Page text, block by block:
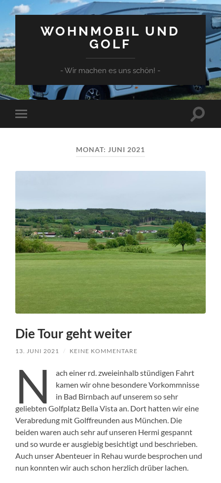
WOHNMOBIL UND
GOLF
- Wir machen es uns schön! -
Mobile-
Menü
MONAT: JUNI 2021
Die Tour geht weiter
13. JUNI 2021 / KEINE KOMMENTARE
N
ach einer rd. zweieinhalb stündigen Fahrt
kamen wir ohne besondere Vorkommnisse
in Bad Birnbach auf unserem so sehr
geliebten Golfplatz Bella Vista an. Dort hatten wir eine
Verabredung mit Golffreunden aus München. Die
beiden waren auch sehr auf unseren Hermi gespannt
und so wurde er ausgiebig besichtigt und beschrieben.
Auch unser Abenteuer in Rehau wurde besprochen und
nun konnten wir auch schon herzlich drüber lachen.